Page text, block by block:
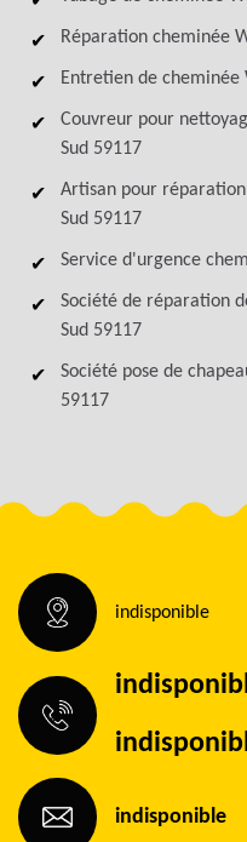
Réparation cheminée
Entretien de cheminée
Couvreur pour
Sud 59117
Artisan pour
Sud 59117
Service d'urgence
Société de réparation
Sud 59117
Société pose de
59117
indisponible
indisponible